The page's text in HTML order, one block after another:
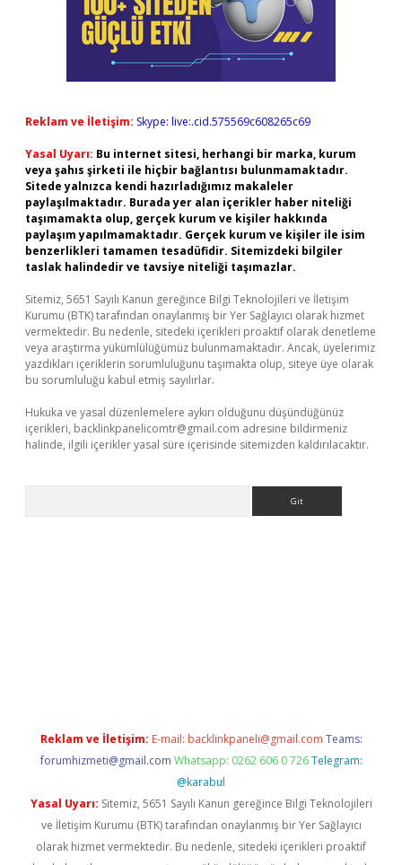
Reklam ve İletişim: Skype: live:.cid.575569c608265c69
Yasal Uyarı: Bu internet sitesi, herhangi bir marka, kurum
veya şahıs şirketi ile hiçbir bağlantısı bulunmamaktadır.
Sitede yalnızca kendi hazırladığımız makaleler
paylaşılmaktadır. Burada yer alan içerikler haber niteliği
taşımamakta olup, gerçek kurum ve kişiler hakkında
paylaşım yapılmamaktadır. Gerçek kurum ve kişiler ile isim
benzerlikleri tamamen tesadüfidir. Sitemizdeki bilgiler
taslak halindedir ve tavsiye niteliği taşımazlar.
Sitemiz, 5651 Sayılı Kanun gereğince Bilgi Teknolojileri ve İletişim
Kurumu (BTK) tarafından onaylanmış bir Yer Sağlayıcı olarak hizmet
vermektedir. Bu nedenle, sitedeki içerikleri proaktif olarak denetleme
veya araştırma yükümlülüğümüz bulunmamaktadır. Ancak, üyelerimiz
yazdıkları içeriklerin sorumluluğunu taşımakta olup, siteye üye olarak
bu sorumluluğu kabul etmiş sayılırlar.
Hukuka ve yasal düzenlemelere aykırı olduğunu düşündüğünüz
içerikleri, backlinkpanelicomtr@gmail.com adresine bildirmeniz
halinde, ilgili içerikler yasal süre içerisinde sitemizden kaldırılacaktır.
Reklam ve İletişim: E-mail: backlinkpaneli@gmail.com Teams:
forumhizmeti@gmail.com Whatsapp: 0262 606 0 726 Telegram:
@karabul
Yasal Uyarı: Sitemiz, 5651 Sayılı Kanun gereğince Bilgi Teknolojileri
ve İletişim Kurumu (BTK) tarafından onaylanmış bir Yer Sağlayıcı
olarak hizmet vermektedir. Bu nedenle, sitedeki içerikleri proaktif